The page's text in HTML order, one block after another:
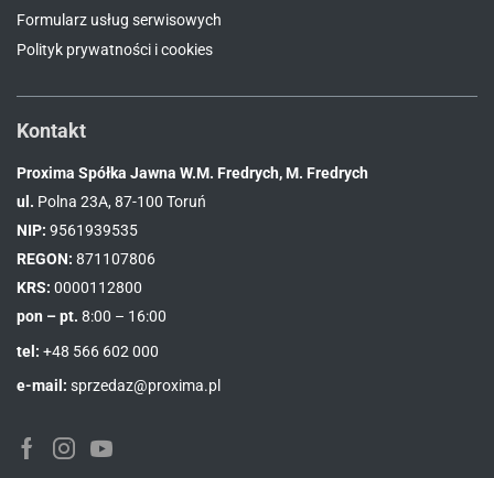
Formularz usług serwisowych
Polityk prywatności i cookies
Kontakt
Proxima Spółka Jawna W.M. Fredrych, M. Fredrych
ul. Polna 23A, 87-100 Toruń
NIP: 9561939535
REGON: 871107806
KRS: 0000112800
pon – pt. 8:00 – 16:00
tel: +48 566 602 000
e-mail: sprzedaz@proxima.pl
FacebookInstagramYoutube